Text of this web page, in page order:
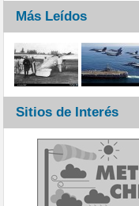
Más Leídos
Sitios de Interés